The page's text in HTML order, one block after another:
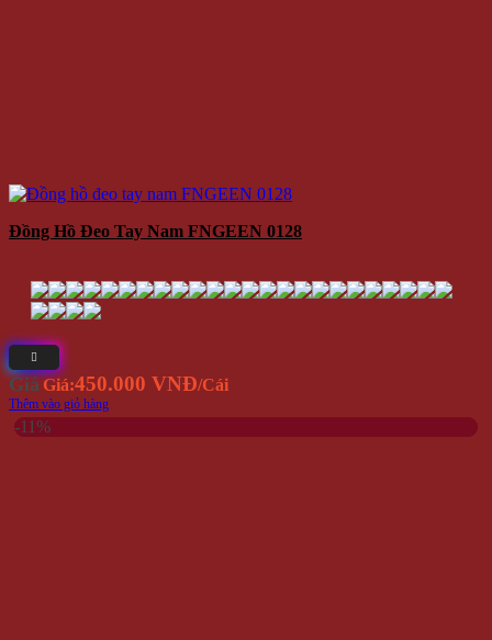
Đồng Hồ Đeo Tay Nam FNGEEN 0128
GiáGiá:450.000 VNĐ/Cái
Thêm vào giỏ hàng
-11%